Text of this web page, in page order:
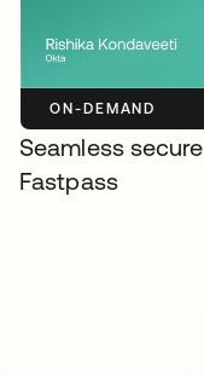
ON-DEMAND
Seamless
Fastpass